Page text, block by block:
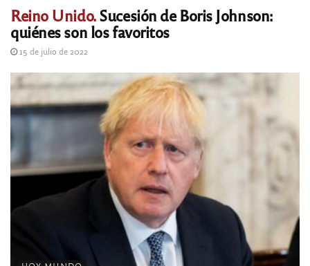
Reino Unido.Sucesión de Boris Johnson:
quiénes son los favoritos
15 de julio de 2022